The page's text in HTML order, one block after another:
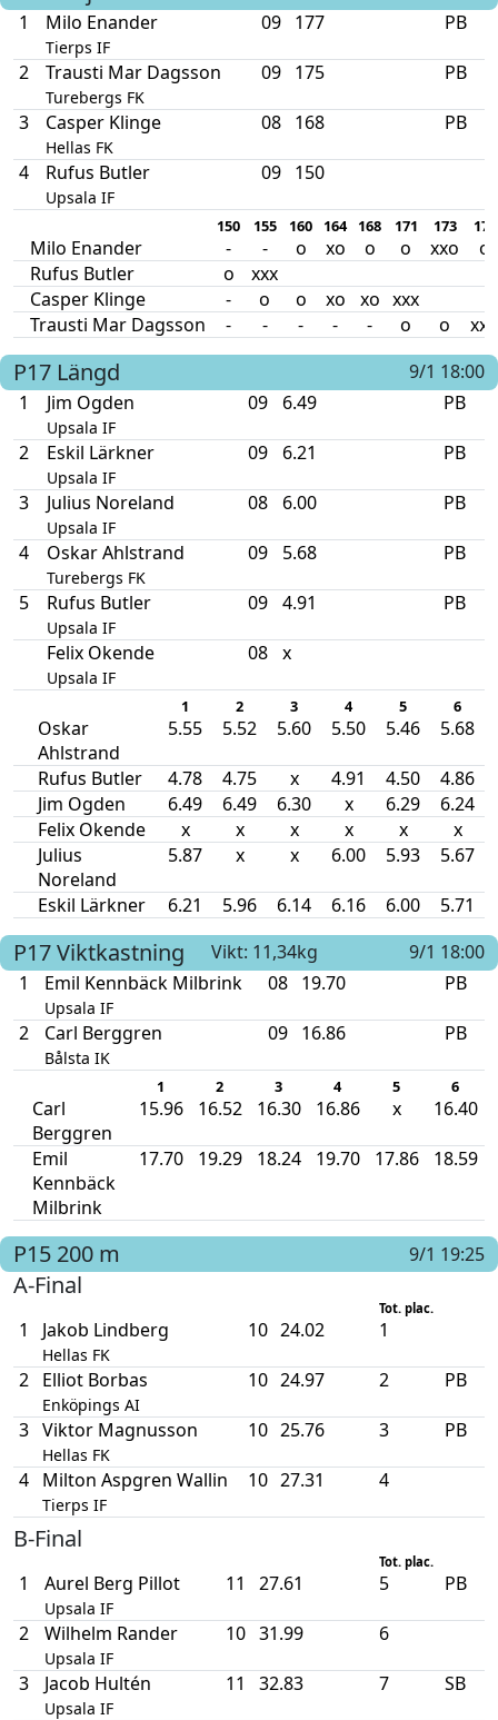
1
Milo Enander
Tierps IF
09 177 PB
2 Trausti Mar Dagsson
Turebergs FK
09 175 PB
3 Casper Klinge
Hellas FK
08 168 PB
4 Rufus Butler
Upsala IF
09 150
150 155 160 164 168 171 173 175
Milo Enander - - o xo o o xxo
o
Rufus Butler
o
xxx
Casper Klinge
- o o xo xo xxx
Trausti Mar Dagsson
- - - - - o o xxo
P17 Längd
9/1 18:00
1
Jim Ogden
Upsala IF
09 6.49 PB
2 Eskil Lärkner
Upsala IF
09 6.21 PB
3 Julius Noreland
Upsala IF
08 6.00 PB
4 Oskar Ahlstrand
Turebergs FK
09 5.68 PB
5 Rufus Butler
Upsala IF
09 4.91 PB
Felix Okende
Upsala IF
08 x
1 2 3 4 5 6
Oskar
Ahlstrand
5.55 5.52 5.60 5.50 5.46 5.68
Rufus Butler 4.78 4.75 x 4.91 4.50
4.86
Jim Ogden
6.49 6.49 6.30 x 6.29
6.24
Felix Okende
x x x x x
x
Julius
Noreland
5.87 x x 6.00 5.93 5.67
Eskil Lärkner 6.21 5.96 6.14 6.16 6.00 5.71
P17Viktkastning Vikt: 11,34kg
9/1 18:00
1
Emil Kennbäck Milbrink
Upsala IF
08 19.70 PB
2 Carl Berggren
Bålsta IK
09 16.86 PB
1 2 3 4 5 6
Carl
Berggren
15.96 16.52 16.30 16.86 x 16.40
Emil
Kennbäck
Milbrink
17.70 19.29 18.24 19.70 17.86 18.59
P15 200 m 9/1 19:25
A-Final
Tot. plac.
1 Jakob Lindberg
Hellas FK
10 24.02 1
2 Elliot Borbas
Enköpings AI
10 24.97 2 PB
3 Viktor Magnusson
Hellas FK
10 25.76 3 PB
4 Milton Aspgren Wallin
Tierps IF
10 27.31 4
B-Final
Tot. plac.
1 Aurel Berg Pillot
Upsala IF
11 27.61 5 PB
2 Wilhelm Rander
Upsala IF
10 31.99 6
3 Jacob Hultén
Upsala IF
11 32.83 7 SB